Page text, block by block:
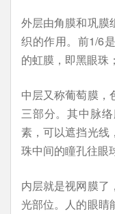
外层由角膜和巩膜
织的作用。前1/6
的虹膜，即黑眼珠
中层又称葡萄膜，
三部分。其中脉
素，可以遮挡光线
珠中间的瞳孔往眼
内层就是视网膜了
光部位。人的眼睛